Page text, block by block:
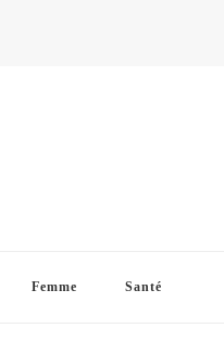
Femme Santé